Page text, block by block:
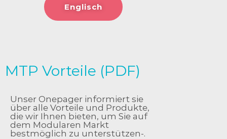
Englisch
MTP Vorteile (PDF)
Unser Onepager informiert sie
über alle Vorteile und Produkte,
die wir Ihnen bieten, um Sie auf
dem Modularen Markt
bestmöglich zu unterstützen-.